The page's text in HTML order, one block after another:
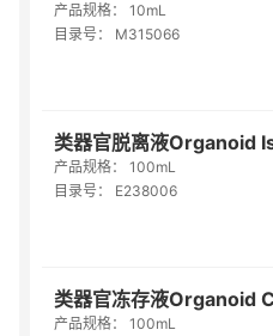
产品规格：
10mL
目录号：
M315066
产品规格：
100mL
目录号：
E238006
产品规格：
100mL